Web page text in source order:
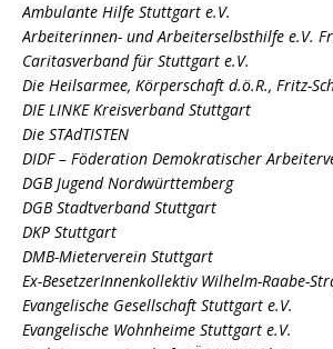
Ambulante Hilfe Stuttgart e.V.
Arbeiterinnen- und Arbeiterselbsthilfe e.V.
Caritasverband für Stuttgart e.V.
Die Heilsarmee, Körperschaft d.ö.R., Fritz-
DIE LINKE Kreisverband Stuttgart
Die STAdTISTEN
DIDF – Föderation Demokratischer
DGB Jugend Nordwürttemberg
DGB Stadtverband Stuttgart
DKP Stuttgart
DMB-Mieterverein Stuttgart
Ex-BesetzerInnenkollektiv Wilhelm-Raabe-
Evangelische Gesellschaft Stuttgart e.V.
Evangelische Wohnheime Stuttgart e.V.